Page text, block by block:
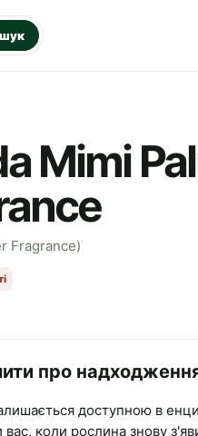
Mimi
Fragrance)
про
доступною в
вас, коли рослина знову